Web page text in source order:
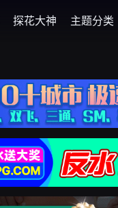
探花大神 主题分类